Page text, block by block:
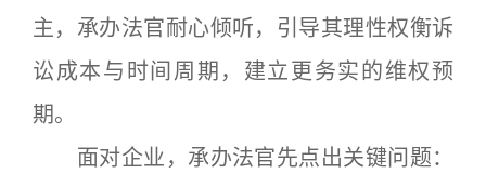
主，承办法官耐心倾听，引导其理性权衡诉
讼成本与时间周期，建立更务实的维权预
期。
面对企业，承办法官先点出关键问题：